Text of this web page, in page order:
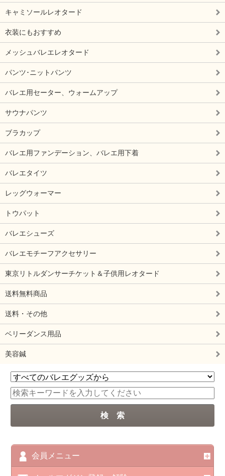
キャミソールレオタード
衣装にもおすすめ
メッシュバレエレオタード
パンツ･ニットパンツ
バレエ用セーター、ウォームアップ
サウナパンツ
ブラカップ
バレエ用ファンデーション、バレエ用下着
バレエタイツ
レッグウォーマー
トウパット
バレエシューズ
バレエモチーフアクセサリー
東京リトルダンサーチケット＆子供用レオタード
送料無料商品
送料・その他
ベリーダンス用品
美容鍼
会員メニュー